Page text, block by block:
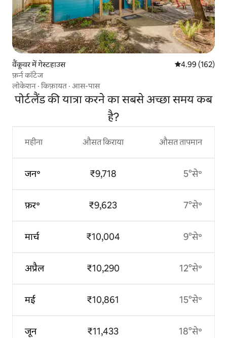
वैंकूवर में गेस्टहाउस औसत रेटिंग 5 में से
4.99 (162)
फ़र्न कॉटेज
लोकेशन ·किफ़ायत · आस-पास
पोर्टलैंड की यात्रा करने का सबसे अच्छा समय कब
है?
महीना
जन॰
फ़र॰
मार्च
अप्रैल
मई
जून
औसत किराया
₹9,718
₹9,623
₹10,004
₹10,290
₹10,861
₹11,433
औसत तापमान
5°से॰
7°से॰
9°से॰
12°से॰
15°से॰
18°से॰